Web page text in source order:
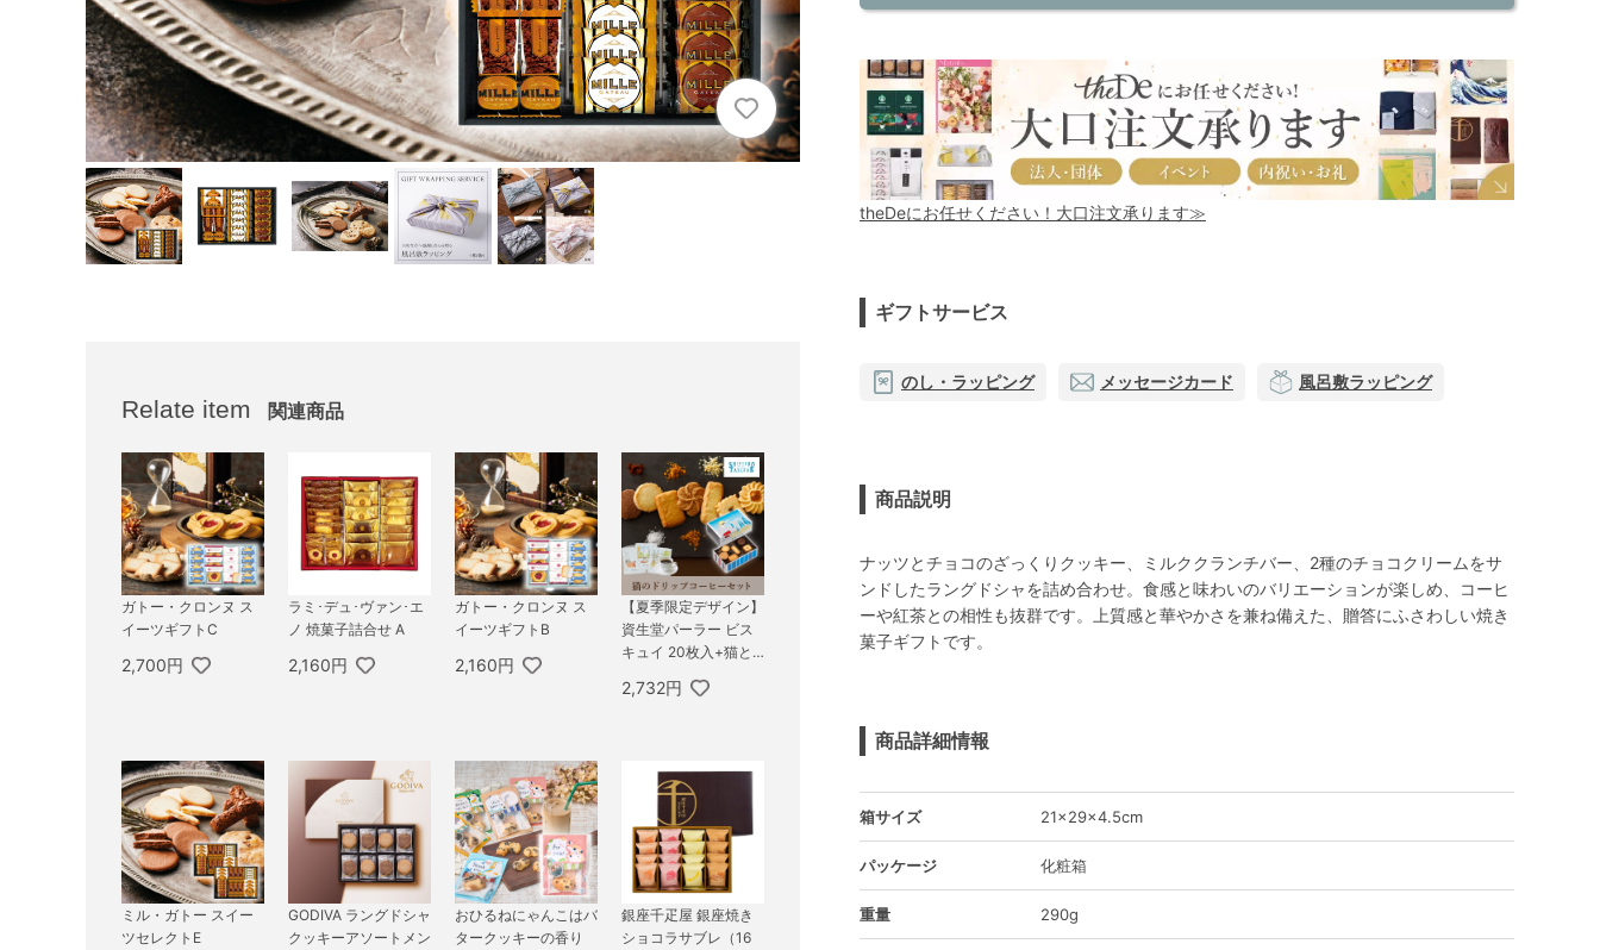
Relate item 関連商品
ガトー・クロンヌ ス
イーツギフトC
2,700円
ラミ･デュ･ヴァン･エ
ノ 焼菓子詰合せ A
2,160円
ガトー・クロンヌ ス
イーツギフトB
2,160円
【夏季限定デザイン】
資生堂パーラー ビス
キュイ 20枚入+猫と
2,732円
ミル・ガトー スイー
ツセレクトE
GODIVA ラングドシャ
クッキーアソートメン
おひるねにゃんこはバ
タークッキーの香り
銀座千疋屋 銀座焼き
ショコラサブレ（16
theDeにお任せください！大口注文承ります≫
ギフトサービス
のし・ラッピング メッセージカード 風呂敷ラッピング
商品説明
ナッツとチョコのざっくりクッキー、ミルククランチバー、2種のチョコクリームをサ
ンドしたラングドシャを詰め合わせ。食感と味わいのバリエーションが楽しめ、コーヒ
ーや紅茶との相性も抜群です。上質感と華やかさを兼ね備えた、贈答にふさわしい焼き
菓子ギフトです。
商品詳細情報
箱サイズ 21×29×4.5cm
パッケージ 化粧箱
重量 290g